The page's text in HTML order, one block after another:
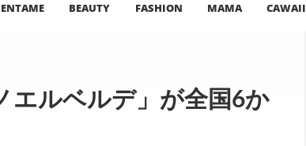
ENTAME BEAUTY FASHION MAMA CAWAII
エルベルデ」が全国6か